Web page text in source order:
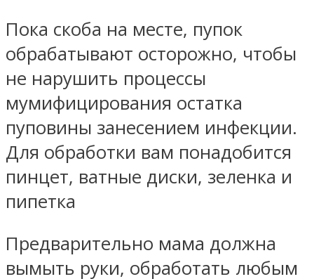
Пока скоба на месте, пупок
обрабатывают осторожно, чтобы
не нарушить процессы
мумифицирования остатка
пуповины занесением инфекции.
Для обработки вам понадобится
пинцет, ватные диски, зеленка и
пипетка
Предварительно мама должна
вымыть руки, обработать любым